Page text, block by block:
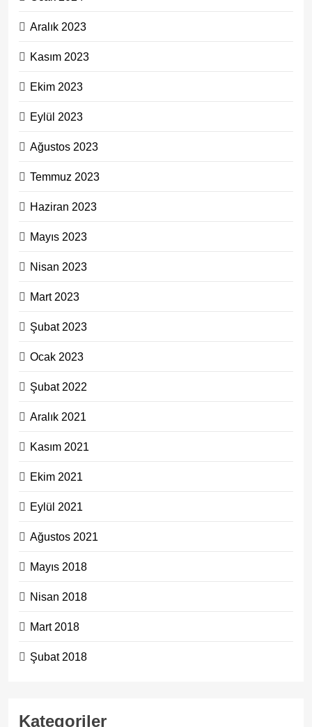
Aralık 2023
Kasım 2023
Ekim 2023
Eylül 2023
Ağustos 2023
Temmuz 2023
Haziran 2023
Mayıs 2023
Nisan 2023
Mart 2023
Şubat 2023
Ocak 2023
Şubat 2022
Aralık 2021
Kasım 2021
Ekim 2021
Eylül 2021
Ağustos 2021
Mayıs 2018
Nisan 2018
Mart 2018
Şubat 2018
Kategoriler